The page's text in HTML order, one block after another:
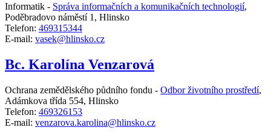
Informatik - Správa informačních a komunikačních technologií,
Poděbradovo náměstí 1, Hlinsko
Telefon: 469315344
E-mail: vasek@hlinsko.cz
Bc. Karolína Venzarová
Ochrana zemědělského půdního fondu - Odbor životního prostředí,
Adámkova třída 554, Hlinsko
Telefon: 469326153
E-mail: venzarova.karolina@hlinsko.cz